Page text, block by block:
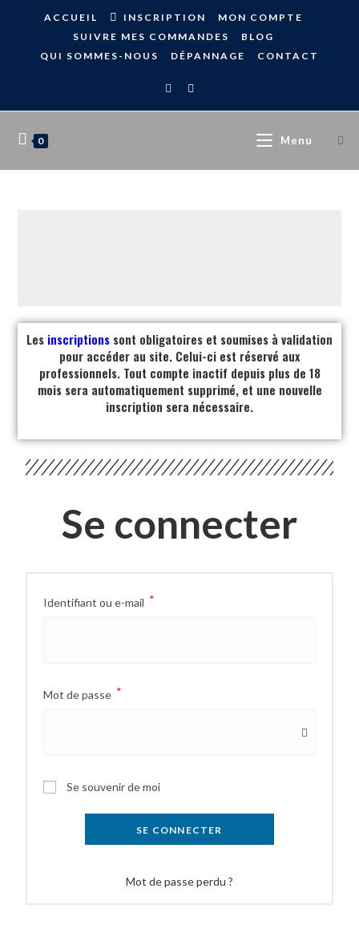
ACCUEIL INSCRIPTION
MON COMPTE
SUIVRE MES COMMANDES
BLOG
QUI SOMMES-NOUS
DÉPANNAGE CONTACT
0 Menu
Les inscriptions sont obligatoires et soumises à validation
pour accéder au site. Celui-ci est réservé aux
professionnels. Tout compte inactif depuis plus de 18
mois sera automatiquement supprimé, et une nouvelle
inscription sera nécessaire.
Se connecter
Identifiant ou e-mail *
Mot de passe *
Se souvenir de moi
SE CONNECTER
Mot de passe perdu ?